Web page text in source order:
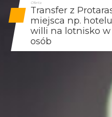
Oferta
Transfer z
miejsca np.
willi na lotnisko w
osób